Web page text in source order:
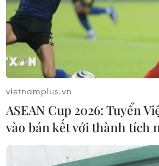
YouTube xin lỗi về nhầm
vietnamplus.vn
ASEAN Cup 2026: Tuyển
vào bán kết với thành tích